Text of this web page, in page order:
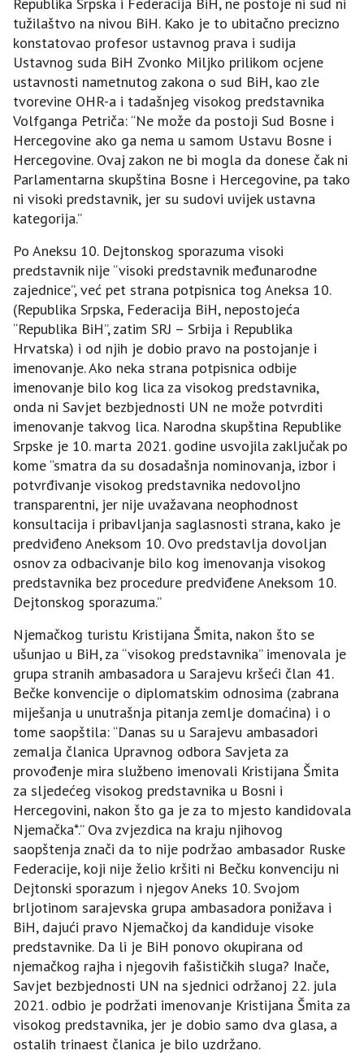
Republika Srpska i Federacija BiH, ne postoje ni sud ni
tužilaštvo na nivou BiH. Kako je to ubitačno precizno
konstatovao profesor ustavnog prava i sudija
Ustavnog suda BiH Zvonko Miljko prilikom ocjene
ustavnosti nametnutog zakona o sud BiH, kao zle
tvorevine OHR-a i tadašnjeg visokog predstavnika
Volfganga Petriča: “Ne može da postoji Sud Bosne i
Hercegovine ako ga nema u samom Ustavu Bosne i
Hercegovine. Ovaj zakon ne bi mogla da donese čak ni
Parlamentarna skupština Bosne i Hercegovine, pa tako
ni visoki predstavnik, jer su sudovi uvijek ustavna
kategorija.”
Po Aneksu 10. Dejtonskog sporazuma visoki
predstavnik nije “visoki predstavnik međunarodne
zajednice”, već pet strana potpisnica tog Aneksa 10.
(Republika Srpska, Federacija BiH, nepostojeća
“Republika BiH”, zatim SRЈ – Srbija i Republika
Hrvatska) i od njih je dobio pravo na postojanje i
imenovanje. Ako neka strana potpisnica odbije
imenovanje bilo kog lica za visokog predstavnika,
onda ni Savjet bezbjednosti UN ne može potvrditi
imenovanje takvog lica. Narodna skupština Republike
Srpske je 10. marta 2021. godine usvojila zaključak po
kome “smatra da su dosadašnja nominovanja, izbor i
potvrđivanje visokog predstavnika nedovoljno
transparentni, jer nije uvažavana neophodnost
konsultacija i pribavljanja saglasnosti strana, kako je
predviđeno Aneksom 10. Ovo predstavlja dovoljan
osnov za odbacivanje bilo kog imenovanja visokog
predstavnika bez procedure predviđene Aneksom 10.
Dejtonskog sporazuma.”
Njemačkog turistu Kristijana Šmita, nakon što se
ušunjao u BiH, za “visokog predstavnika” imenovala je
grupa stranih ambasadora u Sarajevu kršeći član 41.
Bečke konvencije o diplomatskim odnosima (zabrana
miješanja u unutrašnja pitanja zemlje domaćina) i o
tome saopštila: “Danas su u Sarajevu ambasadori
zemalja članica Upravnog odbora Savjeta za
provođenje mira službeno imenovali Kristijana Šmita
za sljedećeg visokog predstavnika u Bosni i
Hercegovini, nakon što ga je za to mjesto kandidovala
Njemačka*.” Ova zvjezdica na kraju njihovog
saopštenja znači da to nije podržao ambasador Ruske
Federacije, koji nije želio kršiti ni Bečku konvenciju ni
Dejtonski sporazum i njegov Aneks 10. Svojom
brljotinom sarajevska grupa ambasadora ponižava i
BiH, dajući pravo Njemačkoj da kandiduje visoke
predstavnike. Da li je BiH ponovo okupirana od
njemačkog rajha i njegovih fašističkih sluga? Inače,
Savjet bezbjednosti UN na sjednici održanoj 22. jula
2021. odbio je podržati imenovanje Kristijana Šmita za
visokog predstavnika, jer je dobio samo dva glasa, a
ostalih trinaest članica je bilo uzdržano.